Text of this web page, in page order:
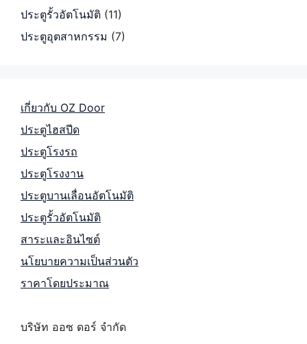
ประตูรั้วอัตโนมัติ (11)
ประตูอุตสาหกรรม (7)
เกี่ยวกับ OZ Door
ประตูไฮสปีด
ประตูโรงรถ
ประตูโรงงาน
ประตูบานเลื่อนอัตโนมัติ
ประตูรั้วอัตโนมัติ
สาระและอินไซต์
นโยบายความเป็นส่วนตัว
ราคาโดยประมาณ
บริษัท ออซ ดอร์ จำกัด